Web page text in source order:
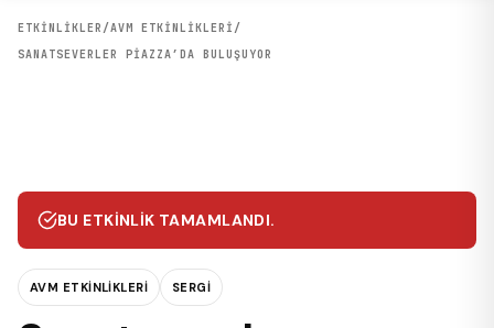
ETKİNLİKLER /AVM ETKINLIKLERI /
SANATSEVERLER PIAZZA’DA BULUŞUYOR
BU ETKINLIK TAMAMLANDI.
AVM ETKINLIKLERI SERGI